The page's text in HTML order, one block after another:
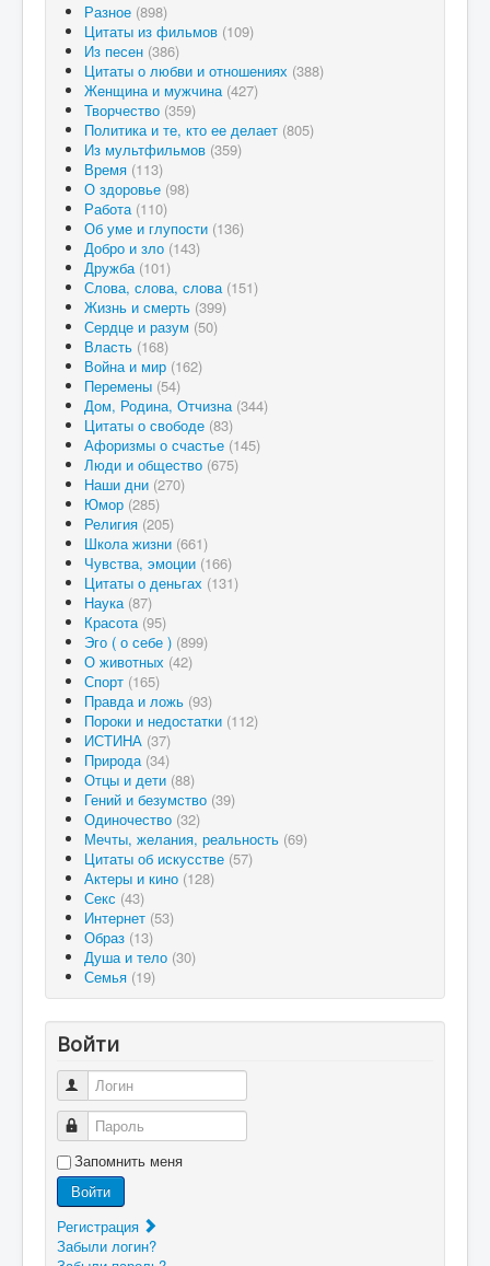
Разное (898)
Цитаты из фильмов (109)
Из песен (386)
Цитаты о любви и отношениях (388)
Женщина и мужчина (427)
Творчество (359)
Политика и те, кто ее делает (805)
Из мультфильмов (359)
Время (113)
О здоровье (98)
Работа (110)
Об уме и глупости (136)
Добро и зло (143)
Дружба (101)
Слова, слова, слова (151)
Жизнь и смерть (399)
Сердце и разум (50)
Власть (168)
Война и мир (162)
Перемены (54)
Дом, Родина, Отчизна (344)
Цитаты о свободе (83)
Афоризмы о счастье (145)
Люди и общество (675)
Наши дни (270)
Юмор (285)
Религия (205)
Школа жизни (661)
Чувства, эмоции (166)
Цитаты о деньгах (131)
Наука (87)
Красота (95)
Эго ( о себе ) (899)
О животных (42)
Спорт (165)
Правда и ложь (93)
Пороки и недостатки (112)
ИСТИНА (37)
Природа (34)
Отцы и дети (88)
Гений и безумство (39)
Одиночество (32)
Мечты, желания, реальность (69)
Цитаты об искусстве (57)
Актеры и кино (128)
Секс (43)
Интернет (53)
Образ (13)
Душа и тело (30)
Семья (19)
Войти
Логин
Пароль
Запомнить меня
Войти
Регистрация
Забыли логин?